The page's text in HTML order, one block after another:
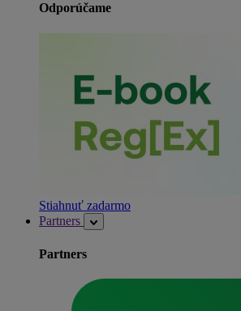
Odporúčame
Stiahnuť zadarmo
Partners
Partners